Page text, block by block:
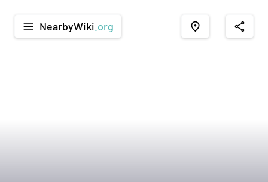
menu NearbyWiki .org place share